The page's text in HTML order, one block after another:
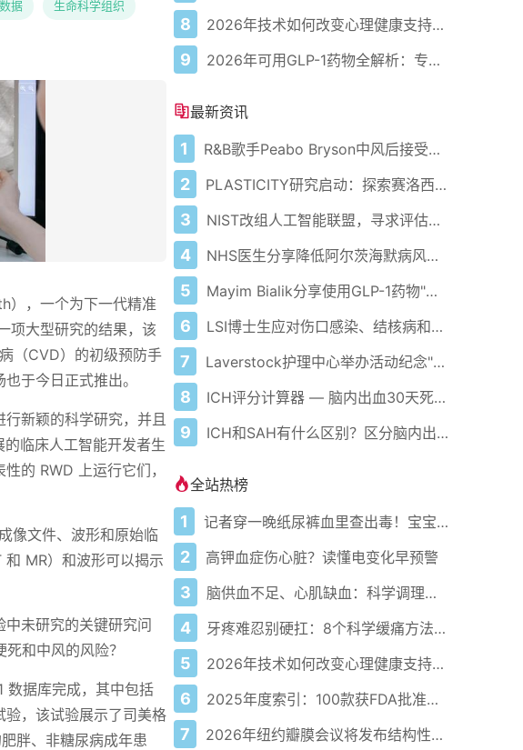
据 生命科学组织
，一个为下一代精准
项大型研究的结果，该
（CVD）的初级预防手
于今日正式推出。
新颖的科学研究，并且
临床人工智能开发者生
的 RWD 上运行它们，
像文件、波形和原始临
MR）和波形可以揭示
未研究的关键研究问
和中风的风险？
数据库完成，其中包括
，该试验展示了司美格
胖、非糖尿病成年患
8 2026年技术如何改变心理健康支持的获取方式
9 2026年可用GLP-1药物全解析：专家指南
最新资讯
1 R&B歌手Peabo Bryson中风后接受医疗护理
2 PLASTICITY研究启动：探索赛洛西宾对健康老龄化的潜在影响
3 NIST改组人工智能联盟，寻求评估安全性和有效性的新见解
4 NHS医生分享降低阿尔茨海默病风险方法 乔恩·雪诺确诊患病
5 Mayim Bialik分享使用GLP-1药物"噩梦"经历 包括"爆炸性腹泻"等严重副作用
6 LSI博士生应对伤口感染、结核病和癌症挑战
7 Laverstock护理中心举办活动纪念"痴呆症行动周"
8 ICH评分计算器 — 脑内出血30天死亡率评估
9 ICH和SAH有什么区别？区分脑内出血与蛛网膜下腔出血
全站热榜
1 记者穿一晚纸尿裤血里查出毒！宝宝血液浓度竟是成人的5倍？
2 高钾血症伤心脏？读懂电变化早预警
3 脑供血不足、心肌缺血：科学调理全攻略
4 牙疼难忍别硬扛：8个科学缓痛方法收好
5 2026年技术如何改变心理健康支持的获取方式
6 2025年度索引：100款获FDA批准的AI驱动医疗设备
7 2026年纽约瓣膜会议将发布结构性心脏病最新研究成果